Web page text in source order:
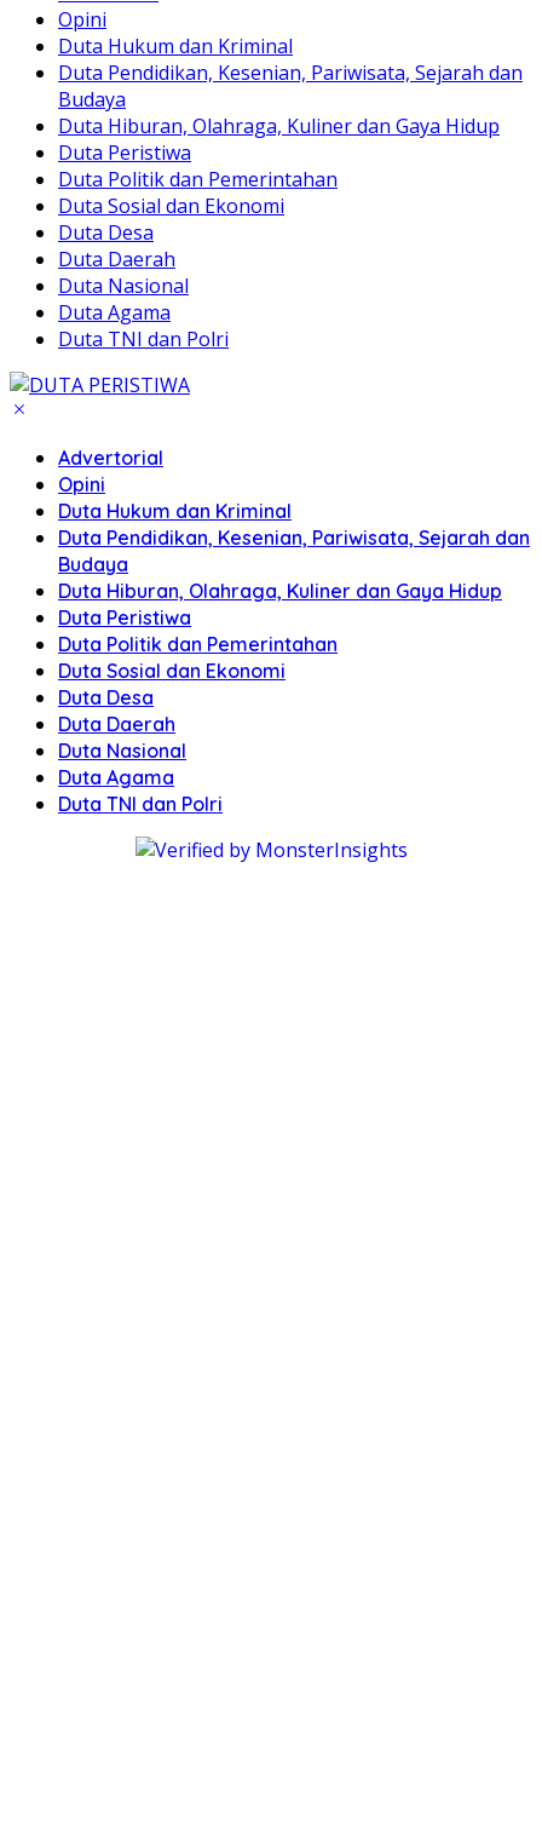
Opini
Duta Hukum dan Kriminal
Duta Pendidikan, Kesenian, Pariwisata, Sejarah dan
Budaya
Duta Hiburan, Olahraga, Kuliner dan Gaya Hidup
Duta Peristiwa
Duta Politik dan Pemerintahan
Duta Sosial dan Ekonomi
Duta Desa
Duta Daerah
Duta Nasional
Duta Agama
Duta TNI dan Polri
Advertorial
Opini
Duta Hukum dan Kriminal
Duta Pendidikan, Kesenian, Pariwisata, Sejarah dan
Budaya
Duta Hiburan, Olahraga, Kuliner dan Gaya Hidup
Duta Peristiwa
Duta Politik dan Pemerintahan
Duta Sosial dan Ekonomi
Duta Desa
Duta Daerah
Duta Nasional
Duta Agama
Duta TNI dan Polri